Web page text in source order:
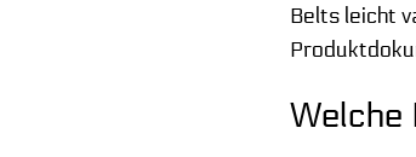
Belts leicht